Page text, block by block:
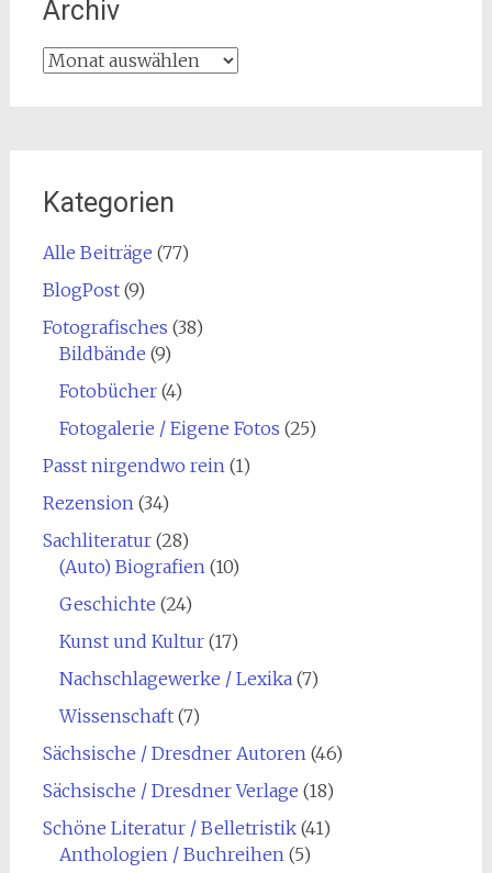
Archiv
Archiv
Kategorien
Alle Beiträge (77)
BlogPost(9)
Fotografisches (38)
Bildbände (9)
Fotobücher(4)
Fotogalerie / Eigene Fotos (25)
Passt nirgendwo rein(1)
Rezension(34)
Sachliteratur(28)
(Auto) Biografien(10)
Geschichte (24)
Kunst und Kultur(17)
Nachschlagewerke / Lexika(7)
Wissenschaft(7)
Sächsische / Dresdner Autoren(46)
Sächsische / Dresdner Verlage (18)
Schöne Literatur / Belletristik(41)
Anthologien / Buchreihen(5)